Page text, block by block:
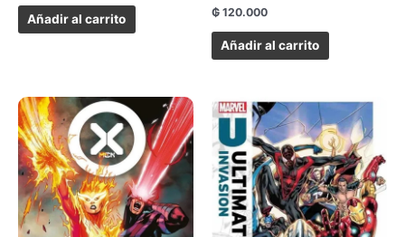
Añadir al carrito ₲ 120.000
Añadir al carrito